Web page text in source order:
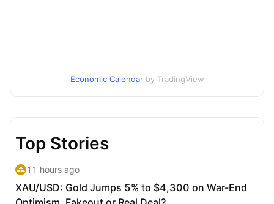
Economic Calendar by TradingView